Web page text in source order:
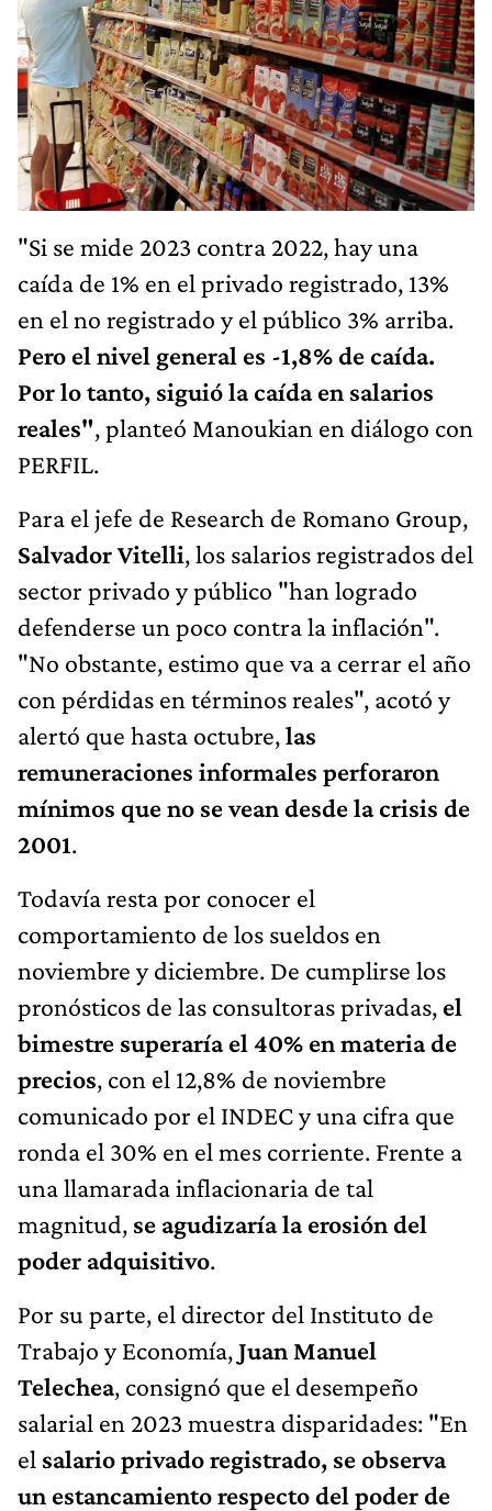
"Si se mide 2023 contra 2022, hay una
caída de 1% en el privado registrado, 13%
en el no registrado y el público 3% arriba.
Pero el nivel general es -1,8% de caída.
Por lo tanto, siguió la caída en salarios
reales", planteó Manoukian en diálogo con
PERFIL.
Para el jefe de Research de Romano Group,
Salvador Vitelli, los salarios registrados del
sector privado y público "han logrado
defenderse un poco contra la inflación".
"No obstante, estimo que va a cerrar el año
con pérdidas en términos reales", acotó y
alertó que hasta octubre,las
remuneraciones informales perforaron
mínimos que no se vean desde la crisis de
2001.
Todavía resta por conocer el
comportamiento de los sueldos en
noviembre y diciembre. De cumplirse los
pronósticos de las consultoras privadas, el
bimestre superaría el 40% en materia de
precios, con el 12,8% de noviembre
comunicado por el INDEC y una cifra que
ronda el 30% en el mes corriente. Frente a
una llamarada inflacionaria de tal
magnitud, se agudizaría la erosión del
poder adquisitivo.
Por su parte, el director del Instituto de
Trabajo y Economía,Juan Manuel
Telechea, consignó que el desempeño
salarial en 2023 muestra disparidades: "En
el salario privado registrado, se observa
un estancamiento respecto del poder de